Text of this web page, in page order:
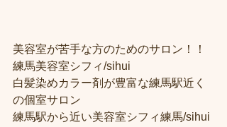
美容室が苦手な方のためのサロン！！
練馬美容室シフィ/sihui
白髪染めカラー剤が豊富な練馬駅近く
の個室サロン
練馬駅から近い美容室シフィ練馬/sihui